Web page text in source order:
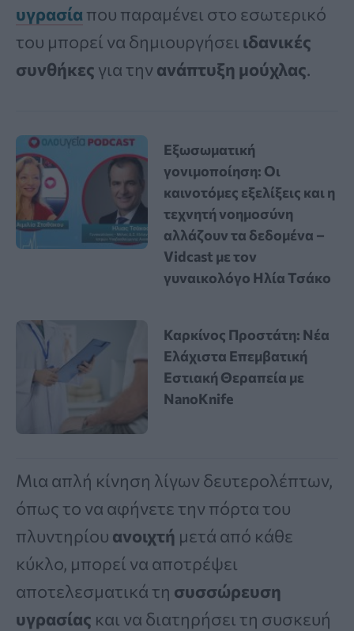
υγρασία που παραμένει στο εσωτερικό
του μπορεί να δημιουργήσει ιδανικές
συνθήκες για την ανάπτυξη μούχλας.
Εξωσωματική
γονιμοποίηση: Οι
καινοτόμες εξελίξεις και η
τεχνητή νοημοσύνη
αλλάζουν τα δεδομένα –
Vidcast με τον
γυναικολόγο Ηλία Τσάκο
Καρκίνος Προστάτη: Νέα
Ελάχιστα Επεμβατική
Εστιακή Θεραπεία με
NanoKnife
Μια απλή κίνηση λίγων δευτερολέπτων,
όπως το να αφήνετε την πόρτα του
πλυντηρίου ανοιχτή μετά από κάθε
κύκλο, μπορεί να αποτρέψει
αποτελεσματικά τη συσσώρευση
υγρασίας και να διατηρήσει τη συσκευή